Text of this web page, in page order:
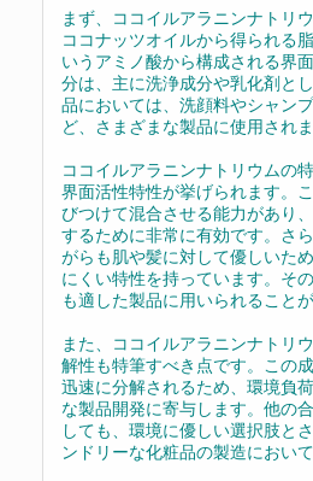
まず、ココイルアラニンナトリ
ココナッツオイルから得られる
いうアミノ酸から構成される界
分は、主に洗浄成分や乳化剤と
品においては、洗顔料やシャン
ど、さまざまな製品に使用されま
ココイルアラニンナトリウムの
界面活性特性が挙げられます。
びつけて混合させる能力があり
するために非常に有効です。さ
がらも肌や髪に対して優しいた
にくい特性を持っています。そ
も適した製品に用いられることが
また、ココイルアラニンナトリ
解性も特筆すべき点です。この
迅速に分解されるため、環境負
な製品開発に寄与します。他の
しても、環境に優しい選択肢と
ンドリーな化粧品の製造におい